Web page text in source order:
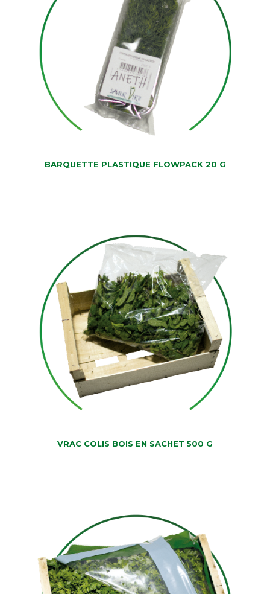
BARQUETTE PLASTIQUE FLOWPACK 20 G
VRAC COLIS BOIS EN SACHET 500 G